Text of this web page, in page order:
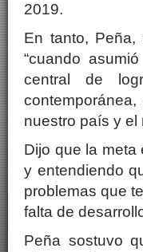
2019.
En tanto,
“cuando
central de
nuestro país y el
Dijo que la meta
y entendiendo
problemas que
falta de
Peña sostuvo